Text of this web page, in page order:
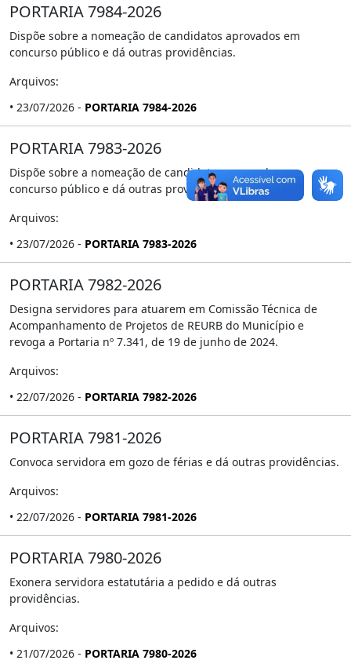
PORTARIA 7984-2026
Dispõe sobre a nomeação de candidatos aprovados em
concurso público e dá outras providências.
Arquivos:
• 23/07/2026 - PORTARIA 7984-2026
PORTARIA 7983-2026
Dispõe sobre a nomeação de candidatos aprovados em
concurso público e dá outras providências.
Arquivos:
• 23/07/2026 - PORTARIA 7983-2026
PORTARIA 7982-2026
Designa servidores para atuarem em Comissão Técnica de
Acompanhamento de Projetos de REURB do Município e
revoga a Portaria nº 7.341, de 19 de junho de 2024.
Arquivos:
• 22/07/2026 - PORTARIA 7982-2026
PORTARIA 7981-2026
Convoca servidora em gozo de férias e dá outras providências.
Arquivos:
• 22/07/2026 - PORTARIA 7981-2026
PORTARIA 7980-2026
Exonera servidora estatutária a pedido e dá outras
providências.
Arquivos:
• 21/07/2026 - PORTARIA 7980-2026